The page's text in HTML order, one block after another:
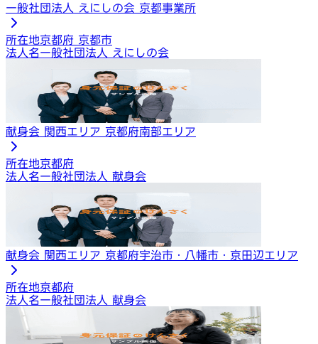
一般社団法人 えにしの会 京都事業所
所在地京都府 京都市
法人名一般社団法人 えにしの会
献身会 関西エリア 京都府南部エリア
所在地京都府
法人名一般社団法人 献身会
献身会 関西エリア 京都府宇治市・八幡市・京田辺エリア
所在地京都府
法人名一般社団法人 献身会